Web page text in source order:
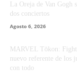
La Oreja de Van Gogh
dos conciertos
Agosto 6, 2026
MARVEL Tōkon:
nuevo referente de los
con todo